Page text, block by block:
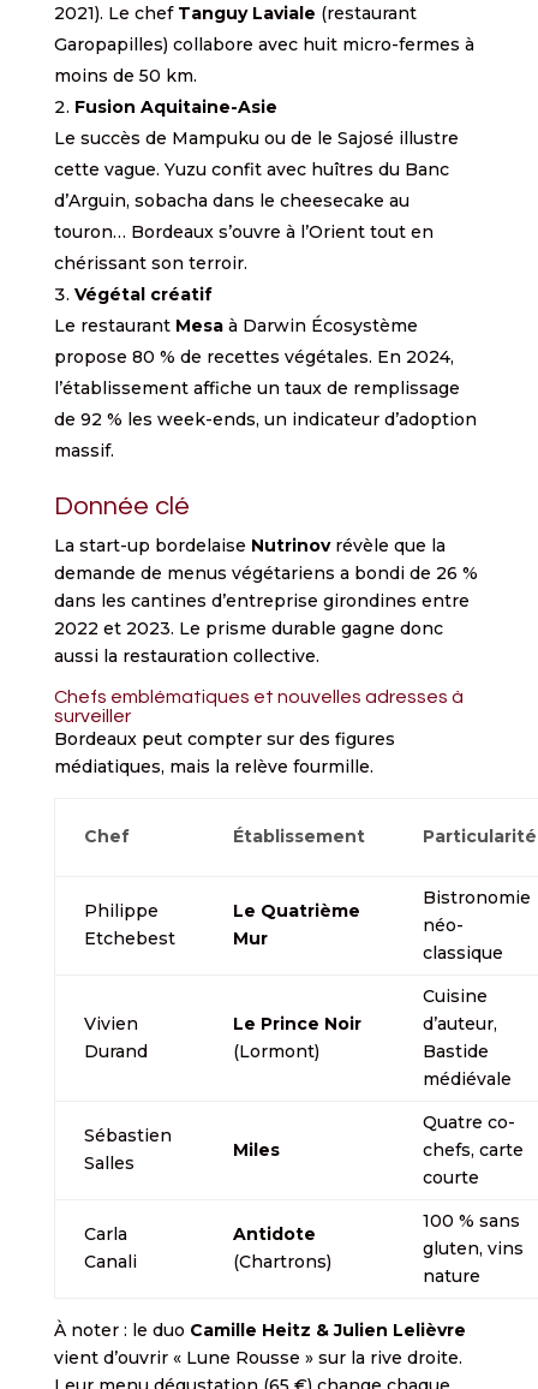
2021). Le chef Tanguy Laviale (restaurant
Garopapilles) collabore avec huit micro-fermes à
moins de 50 km.
Fusion Aquitaine-Asie
Le succès de Mampuku ou de le Sajosé illustre
cette vague. Yuzu confit avec huîtres du Banc
d’Arguin, sobacha dans le cheesecake au
touron… Bordeaux s’ouvre à l’Orient tout en
chérissant son terroir.
Végétal créatif
Le restaurant Mesaà Darwin Écosystème
propose 80 % de recettes végétales. En 2024,
l’établissement affiche un taux de remplissage
de 92 % les week-ends, un indicateur d’adoption
massif.
Donnée clé
La start-up bordelaise Nutrinovrévèle que la
demande de menus végétariens a bondi de 26 %
dans les cantines d’entreprise girondines entre
2022 et 2023. Le prisme durable gagne donc
aussi la restauration collective.
Chefs emblématiques et nouvelles adresses à
surveiller
Bordeaux peut compter sur des figures
médiatiques, mais la relève fourmille.
Chef Établissement Particularité
Philippe
Etchebest
Le Quatrième
Mur
Bistronomie
néo-
classique
Vivien
Durand
Le Prince Noir
(Lormont)
Cuisine
d’auteur,
Bastide
médiévale
Sébastien
Salles
Miles
Quatre co-
chefs, carte
courte
Carla
Canali
Antidote
(Chartrons)
100 % sans
gluten, vins
nature
À noter : le duo Camille Heitz & Julien Lelièvre
vient d’ouvrir « Lune Rousse » sur la rive droite.